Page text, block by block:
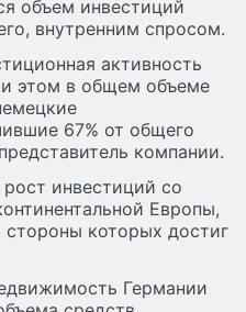
объем инвестиций
внутренним спросом.
активность
этом в общем объеме
67% от общего
компании.
инвестиций со
Европы,
которых достиг
Германии